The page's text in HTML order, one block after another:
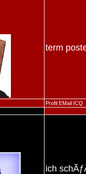
term
Profil EMail ICQ
ich